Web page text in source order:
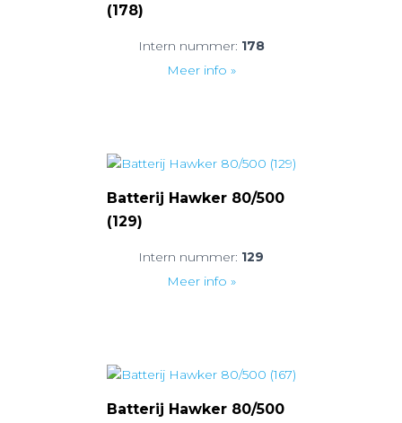
(178)
Intern nummer: 178
Meer info »
Batterij Hawker 80/500
(129)
Intern nummer: 129
Meer info »
Batterij Hawker 80/500